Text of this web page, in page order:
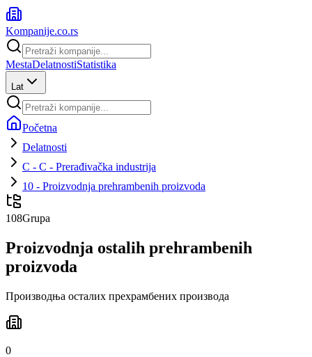
Kompanije.co.rs
MestaDelatnostiStatistika
Lat
Početna
Delatnosti
C - C - Prerađivačka industrija
10 - Proizvodnja prehrambenih proizvoda
108Grupa
Proizvodnja ostalih prehrambenih
proizvoda
Производња осталих прехрамбених производа
0